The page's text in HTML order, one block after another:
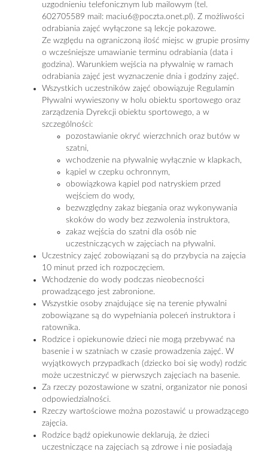
uzgodnieniu telefonicznym lub mailowym (tel.
602705589 mail: maciu6@poczta.onet.pl). Z możliwości
odrabiania zajęć wyłączone są lekcje pokazowe.
Ze względu na ograniczoną ilość miejsc w grupie prosimy
o wcześniejsze umawianie terminu odrabiania (data i
godzina). Warunkiem wejścia na pływalnię w ramach
odrabiania zajęć jest wyznaczenie dnia i godziny zajęć.
Wszystkich uczestników zajęć obowiązuje Regulamin
Pływalni wywieszony w holu obiektu sportowego oraz
zarządzenia Dyrekcji obiektu sportowego, a w
szczególności:
pozostawianie okryć wierzchnich oraz butów w
szatni,
wchodzenie na pływalnię wyłącznie w klapkach,
kąpiel w czepku ochronnym,
obowiązkowa kąpiel pod natryskiem przed
wejściem do wody,
bezwzględny zakaz biegania oraz wykonywania
skoków do wody bez zezwolenia instruktora,
zakaz wejścia do szatni dla osób nie
uczestniczących w zajęciach na pływalni.
Uczestnicy zajęć zobowiązani są do przybycia na zajęcia
10 minut przed ich rozpoczęciem.
Wchodzenie do wody podczas nieobecności
prowadzącego jest zabronione.
Wszystkie osoby znajdujące się na terenie pływalni
zobowiązane są do wypełniania poleceń instruktora i
ratownika.
Rodzice i opiekunowie dzieci nie mogą przebywać na
basenie i w szatniach w czasie prowadzenia zajęć. W
wyjątkowych przypadkach (dziecko boi się wody) rodzic
może uczestniczyć w pierwszych zajęciach na basenie.
Za rzeczy pozostawione w szatni, organizator nie ponosi
odpowiedzialności.
Rzeczy wartościowe można pozostawić u prowadzącego
zajęcia.
Rodzice bądź opiekunowie deklarują, że dzieci
uczestniczące na zajęciach są zdrowe i nie posiadają